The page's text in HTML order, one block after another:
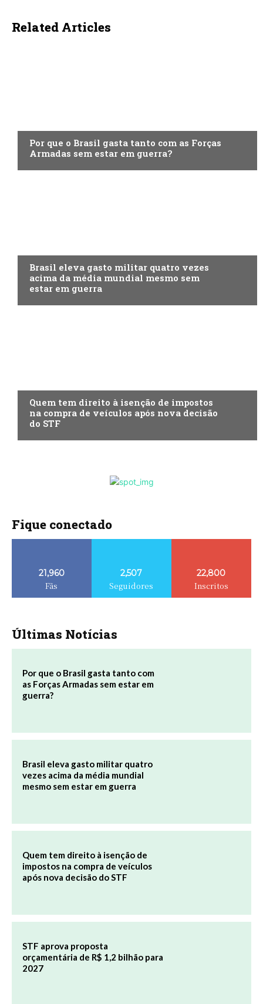
Related Articles
Por que o Brasil gasta tanto com as Forças
Armadas sem estar em guerra?
Brasil eleva gasto militar quatro vezes
acima da média mundial mesmo sem
estar em guerra
Quem tem direito à isenção de impostos
na compra de veículos após nova decisão
do STF
Fique conectado
21,960
Fãs
2,507
Seguidores
22,800
Inscritos
Últimas Notícias
Por que o Brasil gasta tanto com
as Forças Armadas sem estar em
guerra?
Brasil eleva gasto militar quatro
vezes acima da média mundial
mesmo sem estar em guerra
Quem tem direito à isenção de
impostos na compra de veículos
após nova decisão do STF
STF aprova proposta
orçamentária de R$ 1,2 bilhão para
2027